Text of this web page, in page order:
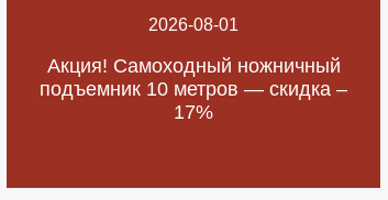
2026-08-01
Акция! Самоходный ножничный
подъемник 10 метров — скидка –
17%